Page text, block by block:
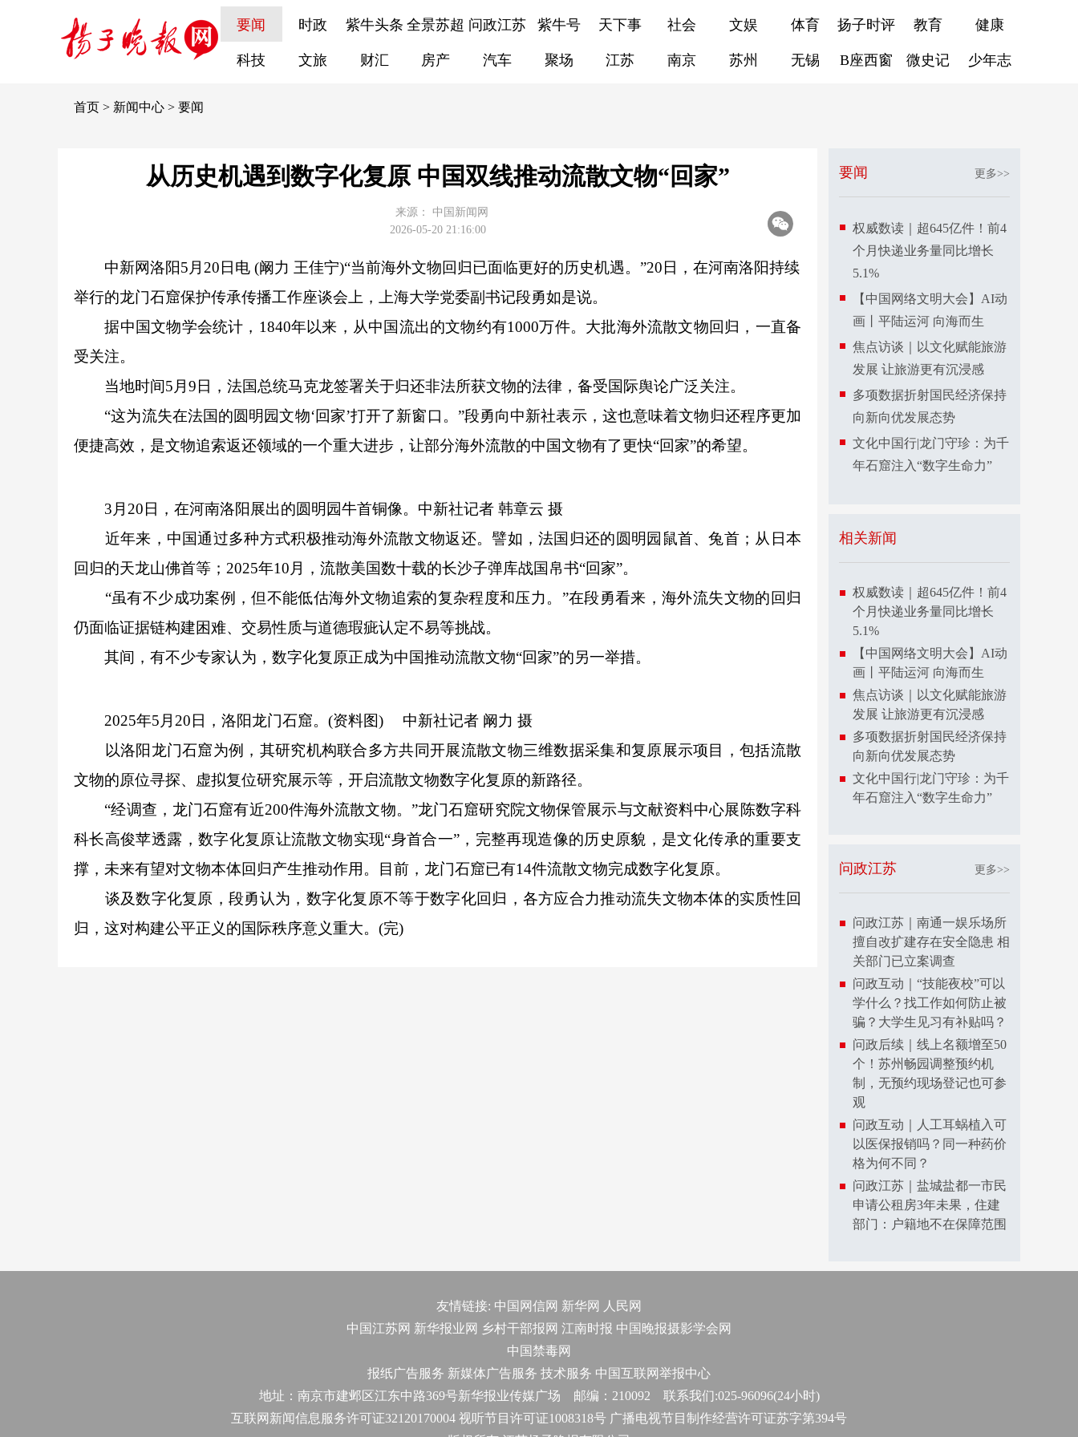
要闻 时政 紫牛头条 全景苏超 问政江苏 紫牛号 天下事 社会 文娱 体育 扬子时评 教育 健康
科技 文旅 财汇 房产 汽车 聚场 江苏 南京 苏州 无锡 B座西窗 微史记 少年志
首页 > 新闻中心 > 要闻
从历史机遇到数字化复原 中国双线推动流散文物“回家”
来源：
中国新闻网
2026-05-20 21:16:00
中新网洛阳5月20日电 (阚力 王佳宁)“当前海外文物回归已面临更好的历史机遇。”20日，在河南洛阳持续
举行的龙门石窟保护传承传播工作座谈会上，上海大学党委副书记段勇如是说。
据中国文物学会统计，1840年以来，从中国流出的文物约有1000万件。大批海外流散文物回归，一直备
受关注。
当地时间5月9日，法国总统马克龙签署关于归还非法所获文物的法律，备受国际舆论广泛关注。
“这为流失在法国的圆明园文物‘回家’打开了新窗口。”段勇向中新社表示，这也意味着文物归还程序更加
便捷高效，是文物追索返还领域的一个重大进步，让部分海外流散的中国文物有了更快“回家”的希望。
3月20日，在河南洛阳展出的圆明园牛首铜像。 中新社记者 韩章云 摄
近年来，中国通过多种方式积极推动海外流散文物返还。譬如，法国归还的圆明园鼠首、兔首；从日本
回归的天龙山佛首等；2025年10月，流散美国数十载的长沙子弹库战国帛书“回家”。
“虽有不少成功案例，但不能低估海外文物追索的复杂程度和压力。”在段勇看来，海外流失文物的回归
仍面临证据链构建困难、交易性质与道德瑕疵认定不易等挑战。
其间，有不少专家认为，数字化复原正成为中国推动流散文物“回家”的另一举措。
2025年5月20日，洛阳龙门石窟。(资料图) 中新社记者 阚力 摄
以洛阳龙门石窟为例，其研究机构联合多方共同开展流散文物三维数据采集和复原展示项目，包括流散
文物的原位寻探、虚拟复位研究展示等，开启流散文物数字化复原的新路径。
“经调查，龙门石窟有近200件海外流散文物。”龙门石窟研究院文物保管展示与文献资料中心展陈数字科
科长高俊苹透露，数字化复原让流散文物实现“身首合一”，完整再现造像的历史原貌，是文化传承的重要支
撑，未来有望对文物本体回归产生推动作用。目前，龙门石窟已有14件流散文物完成数字化复原。
谈及数字化复原，段勇认为，数字化复原不等于数字化回归，各方应合力推动流失文物本体的实质性回
归，这对构建公平正义的国际秩序意义重大。(完)
要闻 更多>>
权威数读｜超645亿件！前4
个月快递业务量同比增长
5.1%
【中国网络文明大会】AI动
画丨平陆运河 向海而生
焦点访谈｜以文化赋能旅游
发展 让旅游更有沉浸感
多项数据折射国民经济保持
向新向优发展态势
文化中国行|龙门守珍：为千
年石窟注入“数字生命力”
相关新闻
权威数读｜超645亿件！前4
个月快递业务量同比增长
5.1%
【中国网络文明大会】AI动
画丨平陆运河 向海而生
焦点访谈｜以文化赋能旅游
发展 让旅游更有沉浸感
多项数据折射国民经济保持
向新向优发展态势
文化中国行|龙门守珍：为千
年石窟注入“数字生命力”
问政江苏 更多>>
问政江苏｜南通一娱乐场所
擅自改扩建存在安全隐患 相
关部门已立案调查
问政互动｜“技能夜校”可以
学什么？找工作如何防止被
骗？大学生见习有补贴吗？
问政后续｜线上名额增至50
个！苏州畅园调整预约机
制，无预约现场登记也可参
观
问政互动｜人工耳蜗植入可
以医保报销吗？同一种药价
格为何不同？
问政江苏｜盐城盐都一市民
申请公租房3年未果，住建
部门：户籍地不在保障范围
友情链接: 中国网信网 新华网
人民网
中国江苏网 新华报业网 乡村干部报网 江南时报 中国晚报摄影学会网
中国禁毒网
报纸广告服务 新媒体广告服务 技术服务 中国互联网举报中心
地址：南京市建邺区江东中路369号新华报业传媒广场 邮编：210092 联系我们:025-96096(24小时)
互联网新闻信息服务许可证32120170004 视听节目许可证1008318号 广播电视节目制作经营许可证苏字第394号